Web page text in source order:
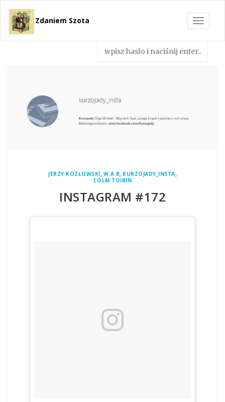
Toggle
Zdaniem Szota
JERZY KOZŁOWSKI, W.A.B, KURZOJADY_INSTA,
COLM TOIBIN
INSTAGRAM #172